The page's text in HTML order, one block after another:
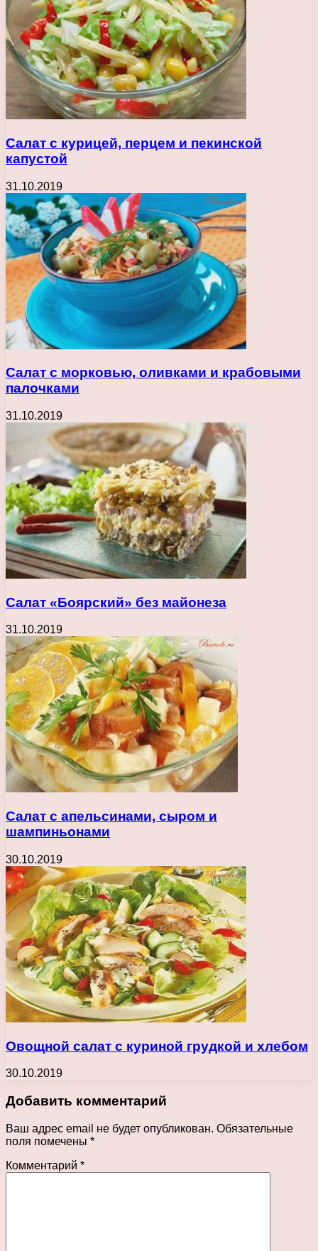
Салат с курицей, перцем и пекинской
капустой
31.10.2019
Салат с морковью, оливками и крабовыми
палочками
31.10.2019
Салат «Боярский» без майонеза
31.10.2019
Салат с апельсинами, сыром и
шампиньонами
30.10.2019
Овощной салат с куриной грудкой и хлебом
30.10.2019
Добавить комментарий
Ваш адрес email не будет опубликован. Обязательные
поля помечены *
Комментарий *